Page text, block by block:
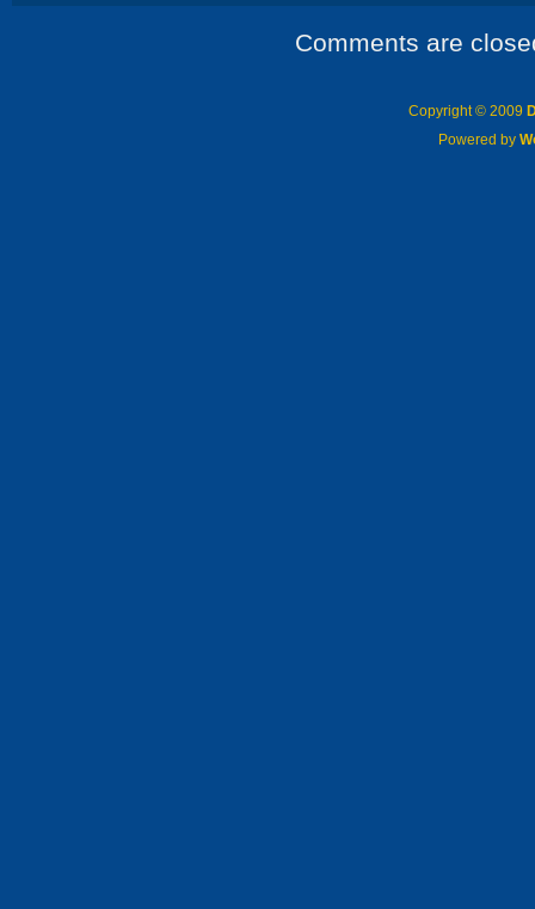
Comments are
Copyright © 2009
Powered by